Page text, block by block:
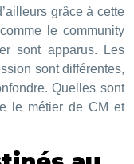
grâce à cette
le community
sont apparus. Les
sont différentes,
Quelles sont
le métier de CM et